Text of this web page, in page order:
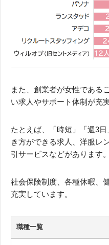
また、創業者が女性である
い求人やサポート体制が充
たとえば、「時短」「週3
き方ができる求人、洋服レ
引サービスなどがあります。
社会保険制度、各種休暇、
充実しています。
職種一覧